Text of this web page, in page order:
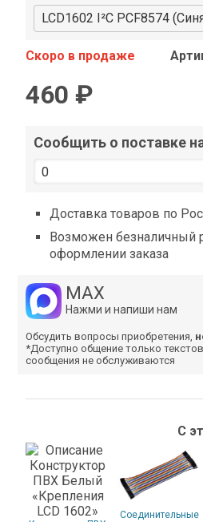
LCD1602 I²C PCF8574
Скоро в продаже
460 ₽
Сообщить о поставке
Доставка товаров по
Возможен безналичный
оформлении заказа
MAX
Нажми и напиши нам
Обсудить вопросы приобретения,
*Доступно общение только
сообщения не обслуживаются
С
Соединительные